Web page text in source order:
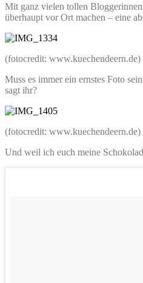
Mit ganz vielen tollen
überhaupt vor Ort machen – eine
(fotocredit: www.kuechendeern.de)
Muss es immer ein ernstes Foto
sagt ihr?
(fotocredit: www.kuechendeern.de)
Und weil ich euch meine